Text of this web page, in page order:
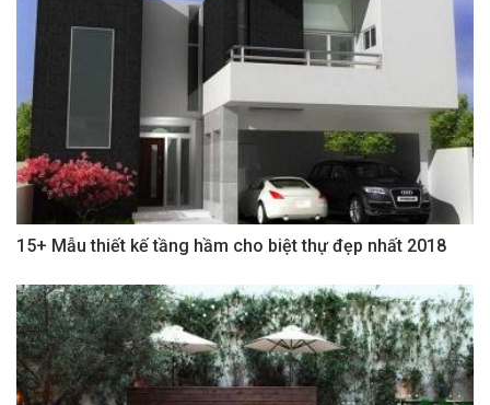
15+ Mẫu thiết kế tầng hầm cho biệt thự đẹp nhất 2018